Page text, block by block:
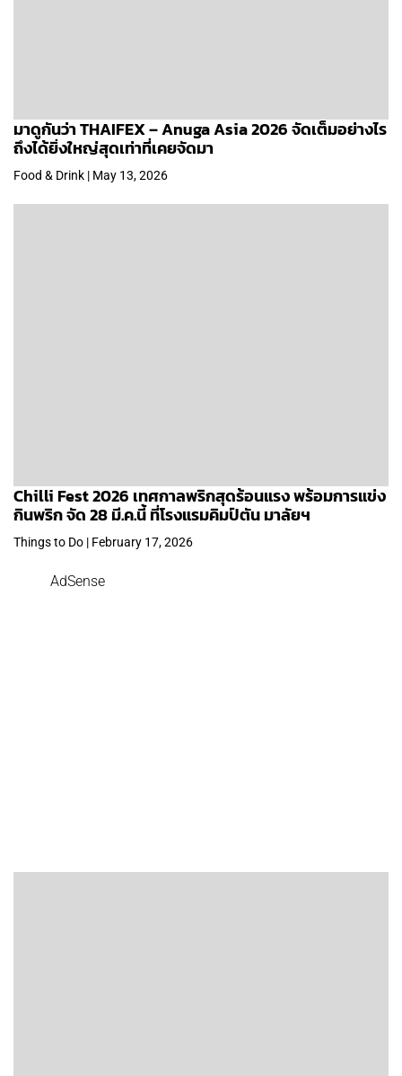
มาดูกันว่า THAIFEX – Anuga Asia 2026 จัดเต็มอย่างไร
ถึงได้ยิ่งใหญ่สุดเท่าที่เคยจัดมา
Food & Drink | May 13, 2026
Chilli Fest 2026 เทศกาลพริกสุดร้อนแรง พร้อมการแข่ง
กินพริก จัด 28 มี.ค.นี้ ที่โรงแรมคิมป์ตัน มาลัยฯ
Things to Do | February 17, 2026
AdSense